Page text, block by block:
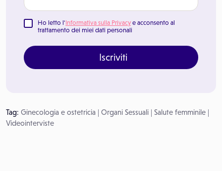
Ho letto l'Informativa sulla Privacy e acconsento al
trattamento dei miei dati personali
Iscriviti
Tag: Ginecologia e ostetricia | Organi Sessuali | Salute femminile |
Videointerviste